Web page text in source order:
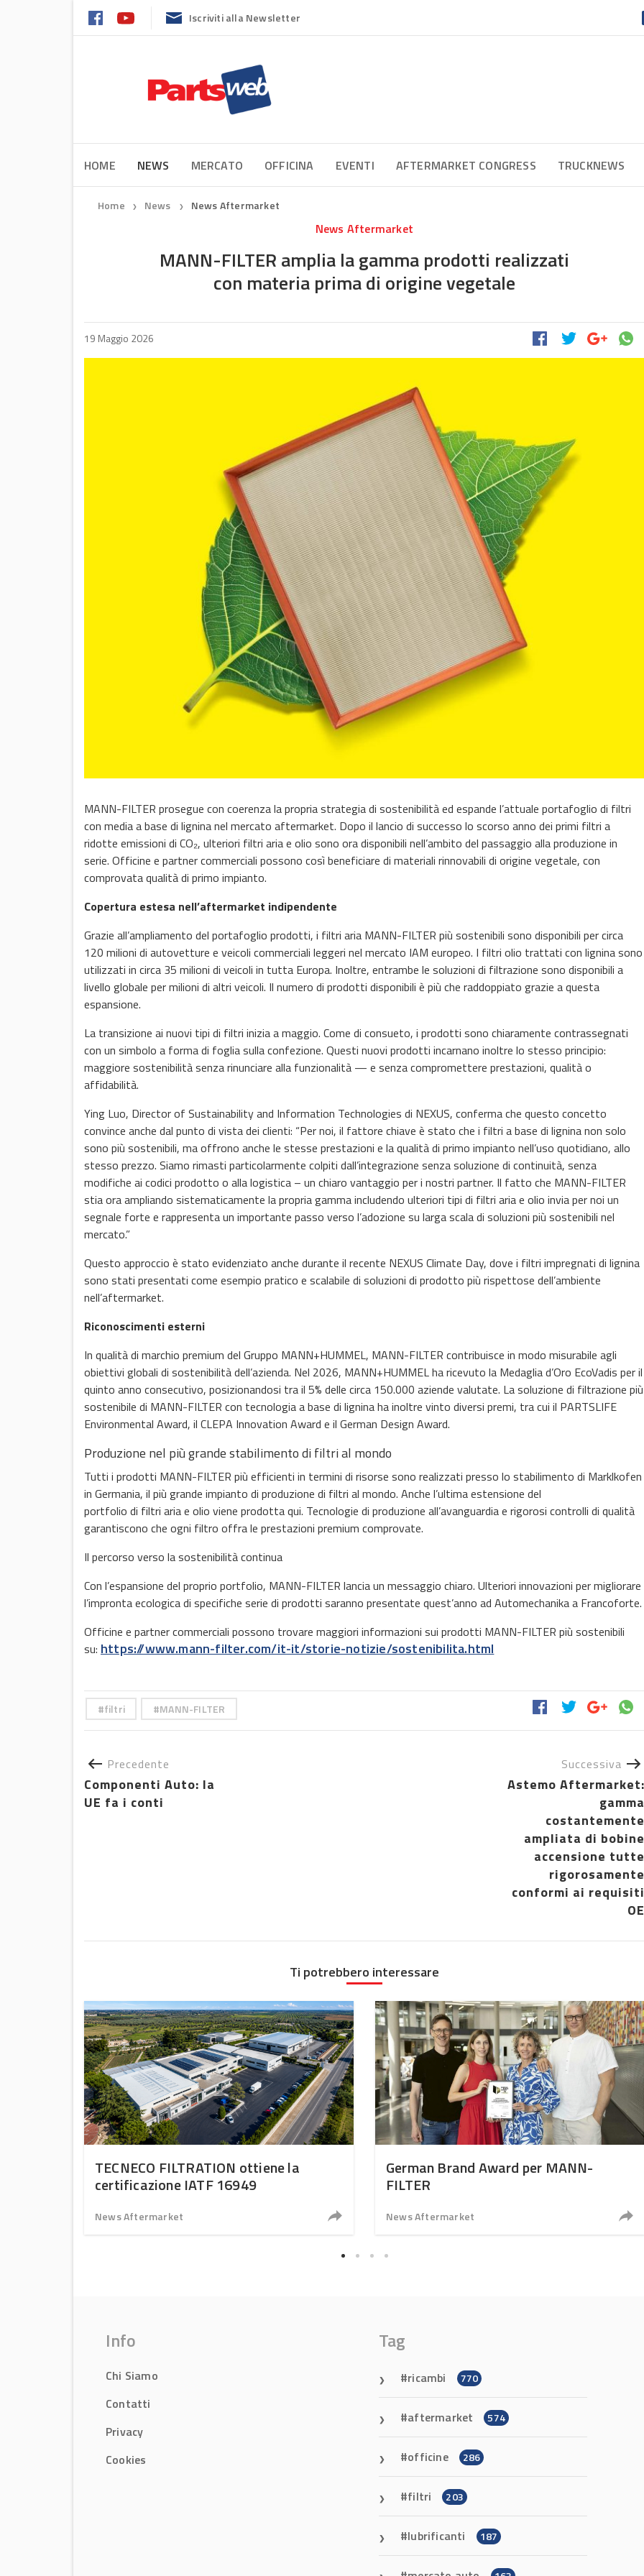
Iscriviti alla Newsletter
HOME NEWS MERCATO OFFICINA EVENTI AFTERMARKET CONGRESS TRUCKNEWS
Home ❯ News ❯ News Aftermarket
News Aftermarket
MANN-FILTER amplia la gamma prodotti realizzati
con materia prima di origine vegetale
19 Maggio 2026
MANN-FILTER prosegue con coerenza la propria strategia di sostenibilità ed espande l’attuale portafoglio di filtri
con media a base di lignina nel mercato aftermarket. Dopo il lancio di successo lo scorso anno dei primi filtri a
ridotte emissioni di CO₂, ulteriori filtri aria e olio sono ora disponibili nell’ambito del passaggio alla produzione in
serie. Officine e partner commerciali possono così beneficiare di materiali rinnovabili di origine vegetale, con
comprovata qualità di primo impianto.
Copertura estesa nell’aftermarket indipendente
Grazie all’ampliamento del portafoglio prodotti, i filtri aria MANN-FILTER più sostenibili sono disponibili per circa
120 milioni di autovetture e veicoli commerciali leggeri nel mercato IAM europeo. I filtri olio trattati con lignina sono
utilizzati in circa 35 milioni di veicoli in tutta Europa. Inoltre, entrambe le soluzioni di filtrazione sono disponibili a
livello globale per milioni di altri veicoli. Il numero di prodotti disponibili è più che raddoppiato grazie a questa
espansione.
La transizione ai nuovi tipi di filtri inizia a maggio. Come di consueto, i prodotti sono chiaramente contrassegnati
con un simbolo a forma di foglia sulla confezione. Questi nuovi prodotti incarnano inoltre lo stesso principio:
maggiore sostenibilità senza rinunciare alla funzionalità — e senza compromettere prestazioni, qualità o
affidabilità.
Ying Luo, Director of Sustainability and Information Technologies di NEXUS, conferma che questo concetto
convince anche dal punto di vista dei clienti: “Per noi, il fattore chiave è stato che i filtri a base di lignina non solo
sono più sostenibili, ma offrono anche le stesse prestazioni e la qualità di primo impianto nell’uso quotidiano, allo
stesso prezzo. Siamo rimasti particolarmente colpiti dall’integrazione senza soluzione di continuità, senza
modifiche ai codici prodotto o alla logistica – un chiaro vantaggio per i nostri partner. Il fatto che MANN-FILTER
stia ora ampliando sistematicamente la propria gamma includendo ulteriori tipi di filtri aria e olio invia per noi un
segnale forte e rappresenta un importante passo verso l’adozione su larga scala di soluzioni più sostenibili nel
mercato.”
Questo approccio è stato evidenziato anche durante il recente NEXUS Climate Day, dove i filtri impregnati di lignina
sono stati presentati come esempio pratico e scalabile di soluzioni di prodotto più rispettose dell’ambiente
nell’aftermarket.
Riconoscimenti esterni
In qualità di marchio premium del Gruppo MANN+HUMMEL, MANN-FILTER contribuisce in modo misurabile agli
obiettivi globali di sostenibilità dell’azienda. Nel 2026, MANN+HUMMEL ha ricevuto la Medaglia d’Oro EcoVadis per il
quinto anno consecutivo, posizionandosi tra il 5% delle circa 150.000 aziende valutate. La soluzione di filtrazione più
sostenibile di MANN-FILTER con tecnologia a base di lignina ha inoltre vinto diversi premi, tra cui il PARTSLIFE
Environmental Award, il CLEPA Innovation Award e il German Design Award.
Produzione nel più grande stabilimento di filtri al mondo
Tutti i prodotti MANN-FILTER più efficienti in termini di risorse sono realizzati presso lo stabilimento di Marklkofen
in Germania, il più grande impianto di produzione di filtri al mondo. Anche l’ultima estensione del
portfolio di filtri aria e olio viene prodotta qui. Tecnologie di produzione all’avanguardia e rigorosi controlli di qualità
garantiscono che ogni filtro offra le prestazioni premium comprovate.
Il percorso verso la sostenibilità continua
Con l’espansione del proprio portfolio, MANN-FILTER lancia un messaggio chiaro. Ulteriori innovazioni per migliorare
l’impronta ecologica di specifiche serie di prodotti saranno presentate quest’anno ad Automechanika a Francoforte.
Officine e partner commerciali possono trovare maggiori informazioni sui prodotti MANN-FILTER più sostenibili
su: https://www.mann-filter.com/it-it/storie-notizie/sostenibilita.html
filtri MANN-FILTER
Precedente
Componenti Auto: la
UE fa i conti
Successiva
Astemo Aftermarket:
gamma
costantemente
ampliata di bobine
accensione tutte
rigorosamente
conformi ai requisiti
OE
Ti potrebbero interessare
TECNECO FILTRATION ottiene la
certificazione IATF 16949
News Aftermarket
German Brand Award per MANN-
FILTER
News Aftermarket
Info
Chi Siamo
Contatti
Privacy
Cookies
Tag
ricambi 770
aftermarket 574
officine 286
filtri 203
lubrificanti 187